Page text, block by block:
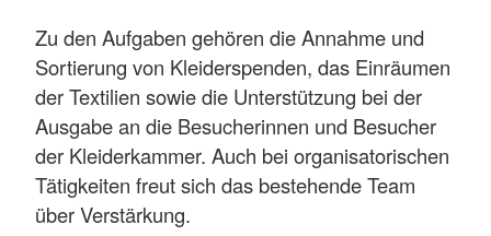
Zu den Aufgaben gehören die Annahme und
Sortierung von Kleiderspenden, das Einräumen
der Textilien sowie die Unterstützung bei der
Ausgabe an die Besucherinnen und Besucher
der Kleiderkammer. Auch bei organisatorischen
Tätigkeiten freut sich das bestehende Team
über Verstärkung.